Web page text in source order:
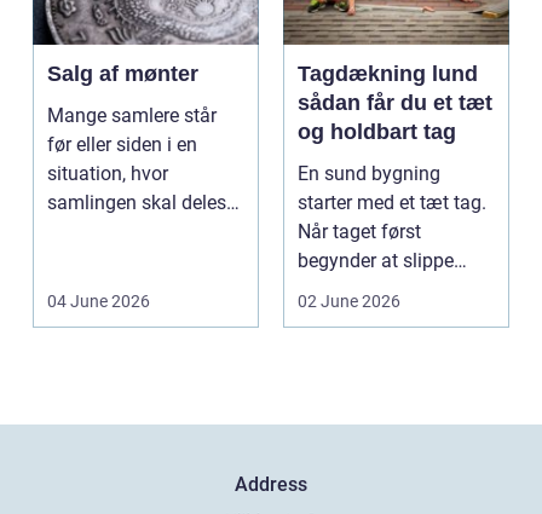
Salg af mønter
Mange samlere står
før eller siden i en
situation, hvor
samlingen skal deles
04 June 2026
Tagdækning lund
sådan får du et tæt
og holdbart tag
En sund bygning
starter med et tæt tag.
Når taget først
begynder at slippe
vand ind, kan skaderne
02 June 2026
Address